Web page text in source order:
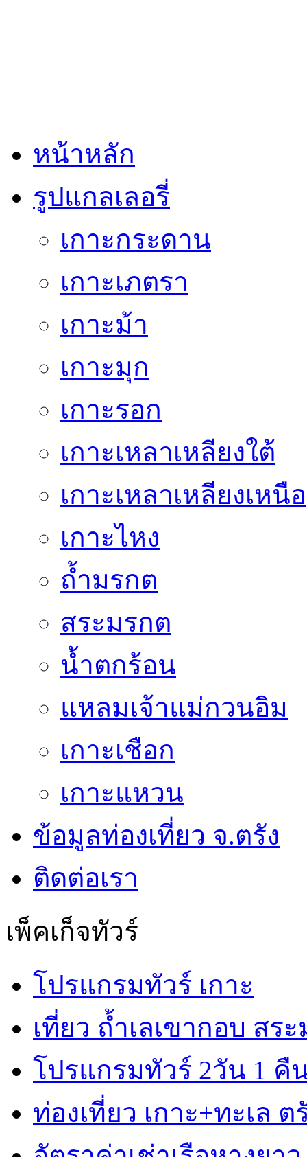
หน้าหลัก
รูปแกลเลอรี่
เกาะกระดาน
เกาะเภตรา
เกาะม้า
เกาะมุก
เกาะรอก
เกาะเหลาเหลียงใต้
เกาะเหลาเหลียงเหนือ
เกาะไหง
ถ้ำมรกต
สระมรกต
น้ำตกร้อน
แหลมเจ้าแม่กวนอิม
เกาะเชือก
เกาะแหวน
ข้อมูลท่องเที่ยว จ.ตรัง
ติดต่อเรา
เพ็คเก็จทัวร์
โปรแกรมทัวร์ เกาะ
เที่ยว ถ้ำเลเขากอบ สร
โปรแกรมทัวร์ 2วัน 1 คื
ท่องเที่ยว เกาะ+ทะเล ต